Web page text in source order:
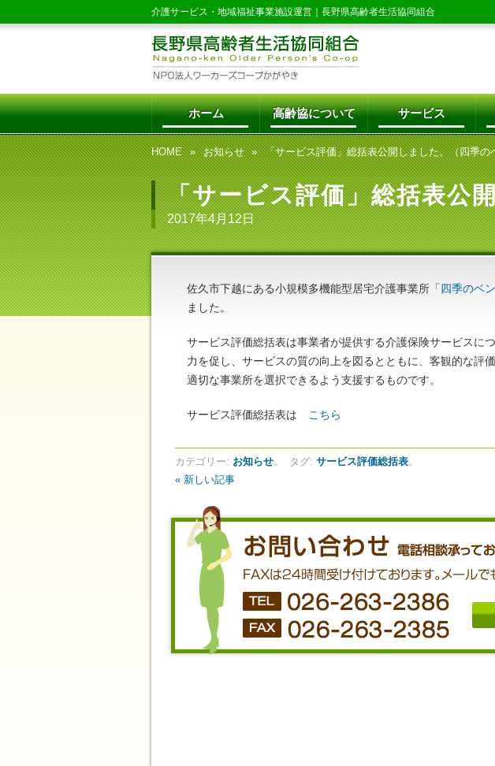
介護サービス・地域福祉事業施設運営｜ 長野県高齢者生活協同組合
ホーム 高齢協について サービス
HOME お知らせ 「サービス評価」総括表公開しました。（四季の
「サービス評価」総括表公
2017年4月12日
佐久市下越にある小規模多機能型居宅介護事業所「四季のベ
ました。
サービス評価総括表は事業者が提供する介護保険サービスに
力を促し、サービスの質の向上を図るとともに、客観的な評
適切な事業所を選択できるよう支援するものです。
サービス評価総括表は こちら
カテゴリー: お知らせ。 タグ: サービス評価総括表。
« 新しい記事